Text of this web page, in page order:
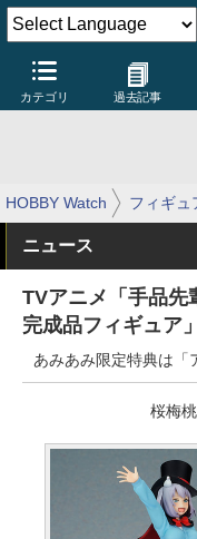
カテゴリ 過去記事
HOBBY Watch フィギュ
ニュース
TVアニメ「手品先
完成品フィギュア
あみあみ限定特典は「
桜梅